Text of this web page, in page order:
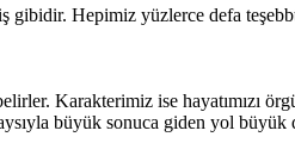
gibidir. Hepimiz yüzlerce defa
Karakterimiz ise hayatımızı
büyük sonuca giden yol büyük